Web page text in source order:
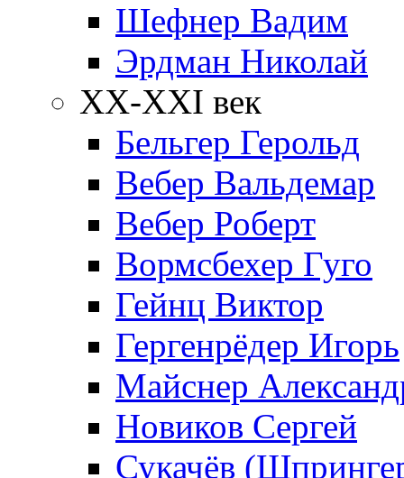
Шефнер Вадим
Эрдман Николай
ХХ-XXI век
Бельгер Герольд
Вебер Вальдемар
Вебер Роберт
Вормсбехер Гуго
Гейнц Виктор
Гергенрёдер Игорь
Майснер
Новиков Сергей
Сукачёв